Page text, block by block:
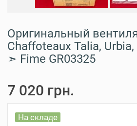
Оригинальный
Chaffoteaux Talia, Urbia,
➣ Fime GR03325
7 020 грн.
На складе